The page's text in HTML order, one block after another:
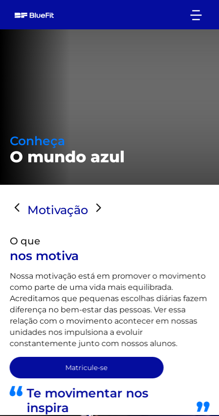
Conheça
O mundo azul
Motivação
O que
nos motiva
Nossa motivação está em promover o movimento
como parte de uma vida mais equilibrada.
Acreditamos que pequenas escolhas diárias fazem
diferença no bem-estar das pessoas. Ver essa
relação com o movimento acontecer em nossas
unidades nos impulsiona a evoluir
constantemente junto com nossos alunos.
Matricule-se
Te movimentar nos
inspira